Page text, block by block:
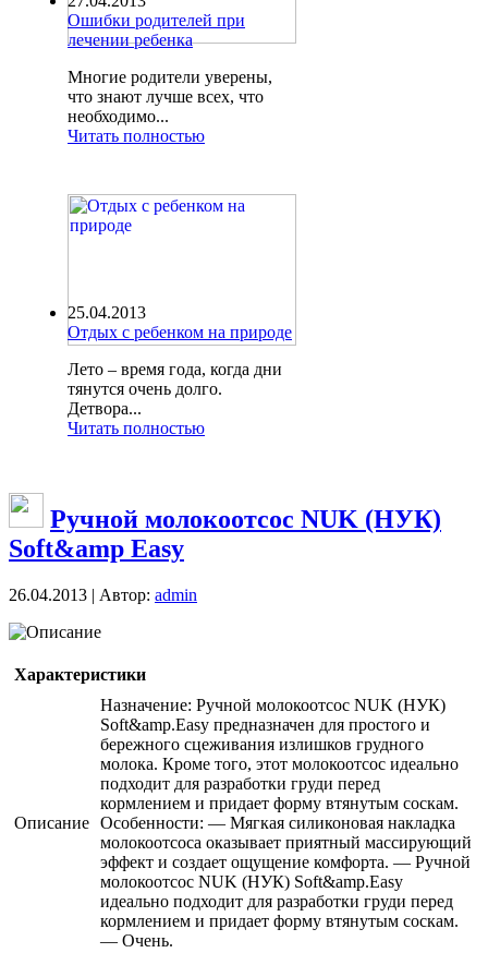
Ошибки родителей при
лечении ребенка
Многие родители уверены,
что знают лучше всех, что
необходимо...
Читать полностью
25.04.2013
Отдых с ребенком на природе
Лето – время года, когда дни
тянутся очень долго.
Детвора...
Читать полностью
Ручной молокоотсос NUK (НУК)
Soft&amp Easy
26.04.2013 | Автор: admin
Описание
Характеристики
Описание
Назначение: Ручной молокоотсос NUK (НУК)
Soft&amp.Easy предназначен для простого и
бережного сцеживания излишков грудного
молока. Кроме того, этот молокоотсос идеально
подходит для разработки груди перед
кормлением и придает форму втянутым соскам.
Особенности: — Мягкая силиконовая накладка
молокоотсоса оказывает приятный массирующий
эффект и создает ощущение комфорта. — Ручной
молокоотсос NUK (НУК) Soft&amp.Easy
идеально подходит для разработки груди перед
кормлением и придает форму втянутым соскам.
— Очень.